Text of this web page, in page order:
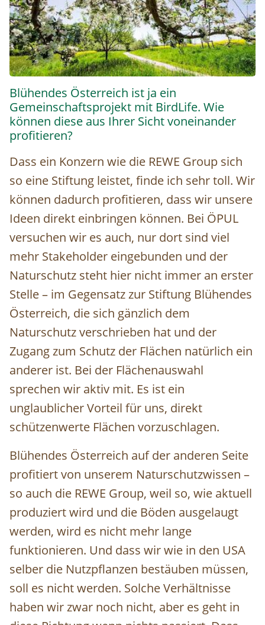
Naturschutz in der Gemeinde © Blühendes Österreich /
Blühendes Österreich ist ja ein
Gemeinschaftsprojekt mit BirdLife. Wie
können diese aus Ihrer Sicht voneinander
profitieren?
Dass ein Konzern wie die REWE Group sich
so eine Stiftung leistet, finde ich sehr toll. Wir
können dadurch profitieren, dass wir unsere
Ideen direkt einbringen können. Bei ÖPUL
versuchen wir es auch, nur dort sind viel
mehr Stakeholder eingebunden und der
Naturschutz steht hier nicht immer an erster
Stelle – im Gegensatz zur Stiftung Blühendes
Österreich, die sich gänzlich dem
Naturschutz verschrieben hat und der
Zugang zum Schutz der Flächen natürlich ein
anderer ist. Bei der Flächenauswahl
sprechen wir aktiv mit. Es ist ein
unglaublicher Vorteil für uns, direkt
schützenwerte Flächen vorzuschlagen.
Blühendes Österreich auf der anderen Seite
profitiert von unserem Naturschutzwissen –
so auch die REWE Group, weil so, wie aktuell
produziert wird und die Böden ausgelaugt
werden, wird es nicht mehr lange
funktionieren. Und dass wir wie in den USA
selber die Nutzpflanzen bestäuben müssen,
soll es nicht werden. Solche Verhältnisse
haben wir zwar noch nicht, aber es geht in